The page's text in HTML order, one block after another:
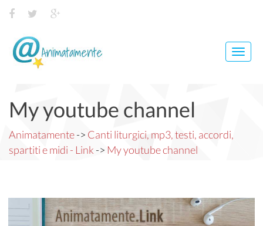
My youtube channel
Animatamente-> Canti liturgici, mp3, testi, accordi,
spartiti e midi - Link -> My youtube channel